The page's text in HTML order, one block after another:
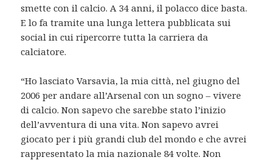
smette con il calcio. A 34 anni, il polacco dice basta.
E lo fa tramite una lunga lettera pubblicata sui
social in cui ripercorre tutta la carriera da
calciatore.
“Ho lasciato Varsavia, la mia città, nel giugno del
2006 per andare all’Arsenal con un sogno – vivere
di calcio. Non sapevo che sarebbe stato l’inizio
dell’avventura di una vita. Non sapevo avrei
giocato per i più grandi club del mondo e che avrei
rappresentato la mia nazionale 84 volte. Non